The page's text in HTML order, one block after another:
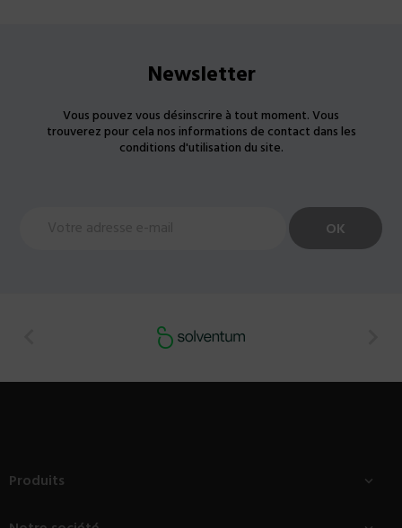
Newsletter
Vous pouvez vous désinscrire à tout moment. Vous
trouverez pour cela nos informations de contact dans les
conditions d'utilisation du site.
Produits 